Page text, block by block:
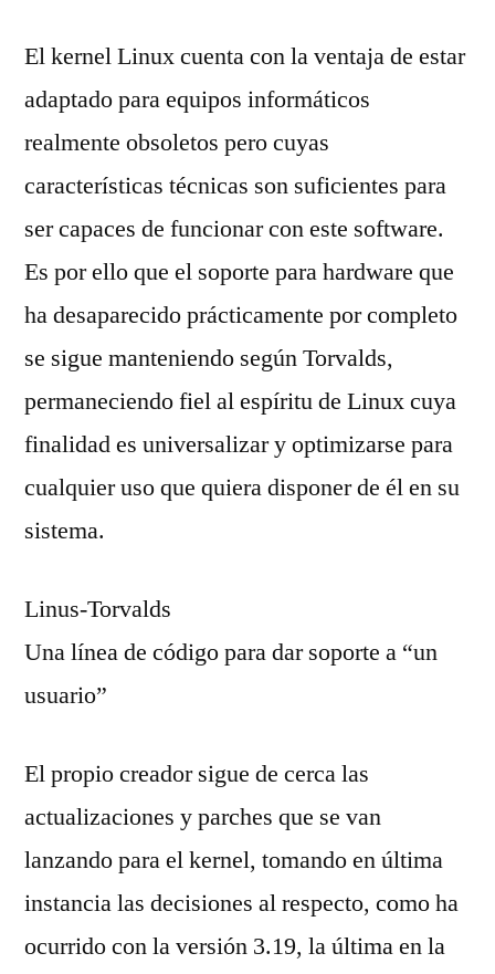
El kernel Linux cuenta con la ventaja de estar
adaptado para equipos informáticos
realmente obsoletos pero cuyas
características técnicas son suficientes para
ser capaces de funcionar con este software.
Es por ello que el soporte para hardware que
ha desaparecido prácticamente por completo
se sigue manteniendo según Torvalds,
permaneciendo fiel al espíritu de Linux cuya
finalidad es universalizar y optimizarse para
cualquier uso que quiera disponer de él en su
sistema.
Linus-Torvalds
Una línea de código para dar soporte a “un
usuario”
El propio creador sigue de cerca las
actualizaciones y parches que se van
lanzando para el kernel, tomando en última
instancia las decisiones al respecto, como ha
ocurrido con la versión 3.19, la última en la